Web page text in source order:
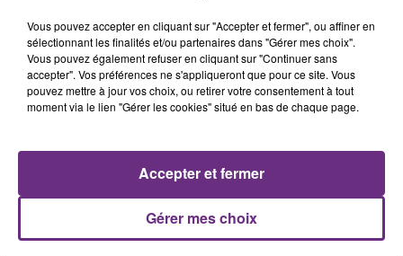
Juste Un Peu This Love
20h23
20h23 20h21
20h21
Vous pouvez accepter en cliquant sur "Accepter et fermer", ou affiner en
sélectionnant les finalités et/ou partenaires dans "Gérer mes choix".
Vous pouvez également refuser en cliquant sur "Continuer sans
accepter". Vos préférences ne s'appliqueront que pour ce site. Vous
pouvez mettre à jour vos choix, ou retirer votre consentement à tout
moment via le lien "Gérer les cookies" situé en bas de chaque page.
Gérer mes choix
Accepter et fermer